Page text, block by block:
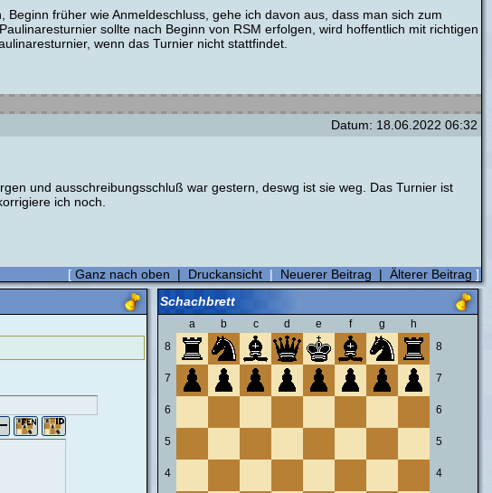
früher wie Anmeldeschluss, gehe ich davon aus, dass man sich zum
sollte nach Beginn von RSM erfolgen, wird hoffentlich mit richtigen
wenn das Turnier nicht stattfindet.
Datum: 18.06.2022 06:32
und ausschreibungsschluß war gestern, deswg ist sie weg. Das Turnier ist
ich noch.
[ Ganz nach oben | Druckansicht | Neuerer Beitrag | Älterer Beitrag ]
Schachbrett
a b c d e f g
h
8
8
7 7
6 6
5 5
4 4